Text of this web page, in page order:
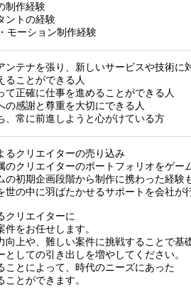
制作経験
ントの経験
モーション制作経験
ンテナを張り、新しいサービスや技術に
ることができる人
て正確に仕事を進めることができる人
の感謝と尊重を大切にできる人
、常に前進しようと心がけている方
クリエイターの売り込み
クリエイターのポートフォリオをゲー
の初期企画段階から制作に携わった経験
世の中に羽ばたかせるサポートを会社が
リエイターに
をお任せします。
向上や、難しい案件に挑戦することで基
しての引き出しを増やしてください。
ことによって、時代のニーズにあった
とができます。